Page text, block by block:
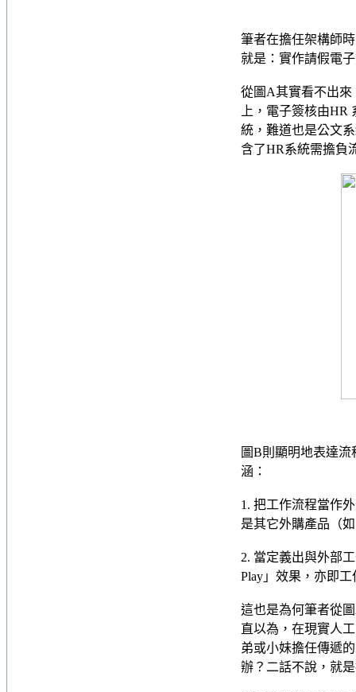
筆者在擔任架構師
就是：實作請假電
從圖A其實看不出來
上，電子簽核由
統，難道也是公文
含了HR系統需擔負
圖B則顯明地表達
涵：
1. 把工作流程當作
是其它外購產品（
2. 當定義出與外部
Play」效果，亦即
這也是為何筆者從
直以為，在現實人
弟或小妹擔任傳遞
辦？二話不說，就